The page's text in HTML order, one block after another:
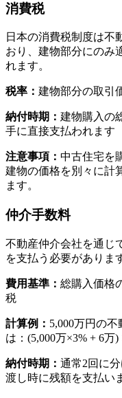
消費税
日本の消費税制度は不
おり、建物部分にのみ
れます。
税率： 建物部分の取引
納付時期： 建物購入の
手に直接支払われます
注意事項： 中古住宅を
建物の価格を別々に計
ます。
仲介手数料
不動産仲介会社を通じ
を支払う必要がありま
費用基準： 総購入価格
税
計算例： 5,000万円の
は：(5,000万×3% + 6万
納付時期： 通常2回に
渡し時に残額を支払い